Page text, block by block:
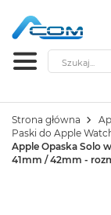
Szukaj
Strona główna
Paski do Apple
Apple Opaska Solo
41mm / 42mm -